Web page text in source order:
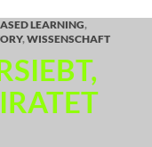
LEARNING,
,WISSENSCHAFT